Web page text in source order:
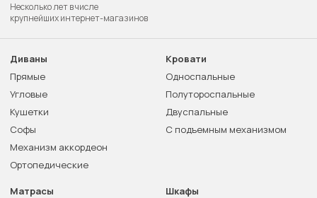
Несколько лет в числе
крупнейших интернет-магазинов
Диваны
Прямые
Угловые
Кушетки
Софы
Механизм аккордеон
Ортопедические
Кровати
Односпальные
Полутороспальные
Двуспальные
С подъемным механизмом
Матрасы
Шкафы